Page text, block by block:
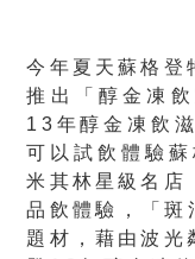
今年夏天蘇格登
推出「醇金凍
13年醇金凍飲
可以試飲體驗
米其林星級名店
品飲體驗，「斑
題材，藉由波光